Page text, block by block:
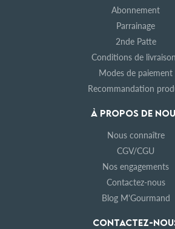
Abonnement
Parrainage
2nde Patte
Conditions de
Modes de paiement
Recommandation
À PROPOS DE
Nous connaître
CGV/CGU
Nos engagements
Contactez-nous
Blog M'Gourmand
CONTACTEZ-